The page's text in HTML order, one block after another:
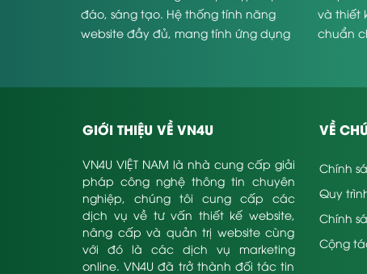
đáo, sáng tạo. Hệ thống tính năng
website đầy đủ, mang tính ứng dụng
và thiết
chuẩn
GIỚI THIỆU VỀ VN4U
VN4U VIỆT NAM là nhà cung cấp giải
pháp công nghệ thông tin chuyên
nghiệp, chúng tôi cung cấp các
dịch vụ về tư vấn thiết kế website,
nâng cấp và quản trị website cùng
với đó là các dịch vụ marketing
online. VN4U đã trở thành đối tác tin
VỀ
Chính
Quy
Chính
Cộng